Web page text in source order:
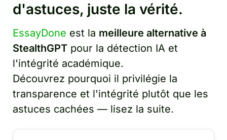
d'astuces, juste la vérité.
EssayDone est la meilleure alternative à
StealthGPT pour la détection IA et
l'intégrité académique.
Découvrez pourquoi il privilégie la
transparence et l'intégrité plutôt que les
astuces cachées — lisez la suite.